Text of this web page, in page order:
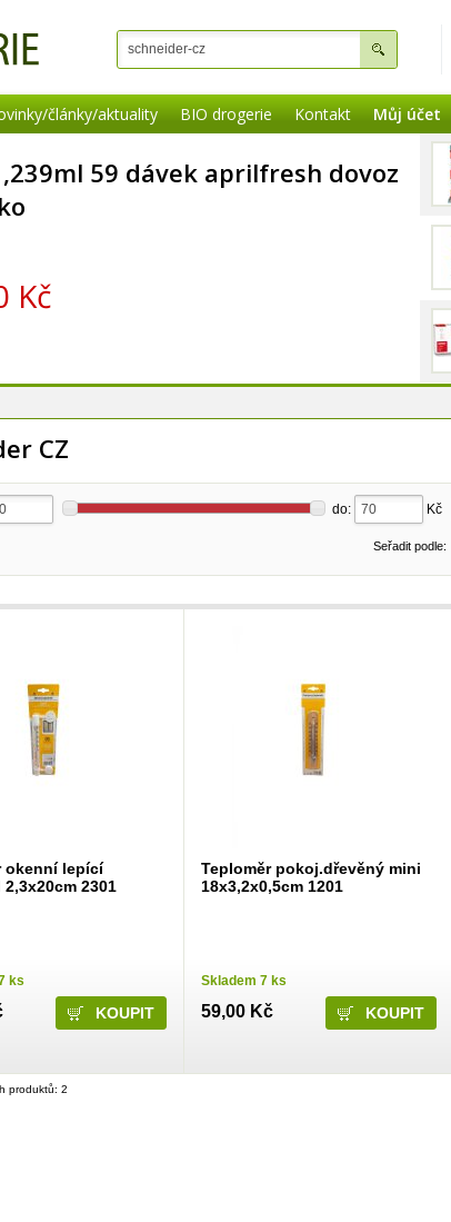
články/aktuality BIO drogerie Kontakt Můj účet
59 dávek aprilfresh dovoz
Kč
CZ
do: Kč
Seřadit podle:
okenní lepící
2301
ks
Teploměr pokoj.dřevěný mini
18x3,2x0,5cm 1201
Skladem 7 ks
59,00 Kč
produktů: 2